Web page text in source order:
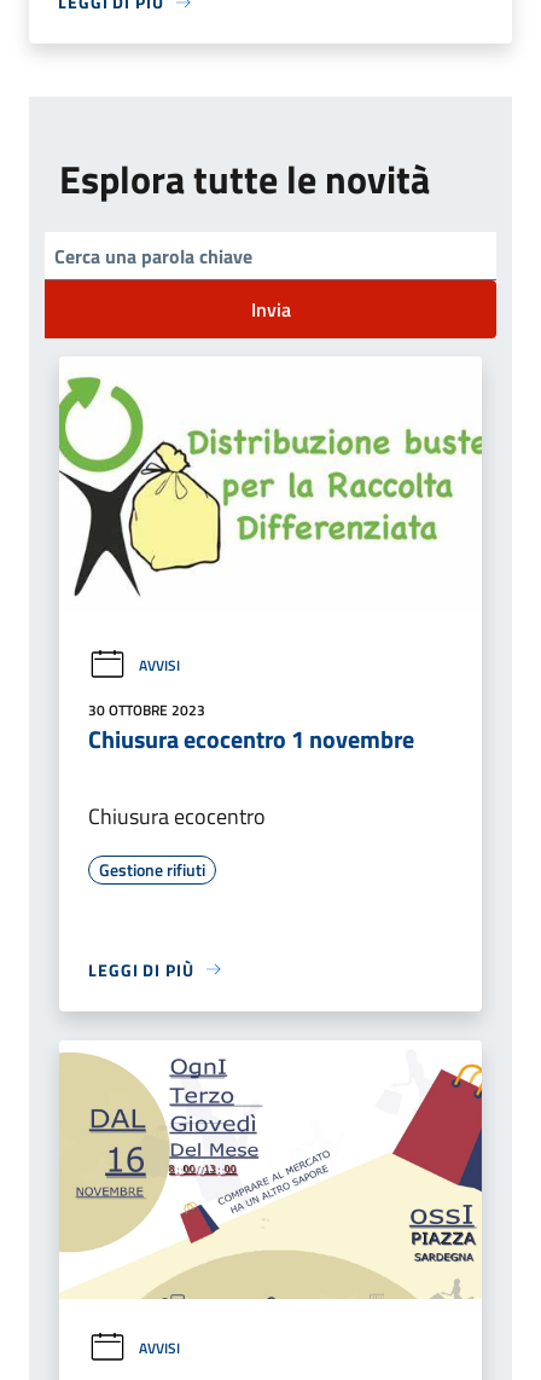
Esplora tutte le novità
Invia
AVVISI
30 OTTOBRE 2023
Chiusura ecocentro 1 novembre
Chiusura ecocentro
Gestione rifiuti
LEGGI DI PIÙ
AVVISI